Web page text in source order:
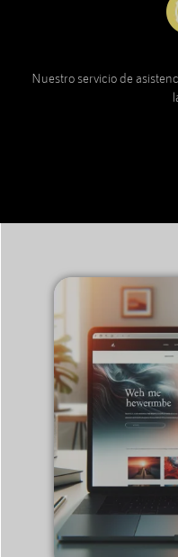
Nuestro servicio de